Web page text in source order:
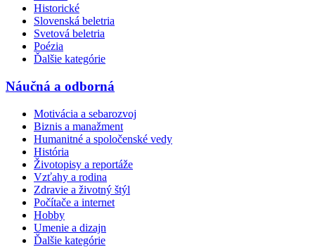
Historické
Slovenská beletria
Svetová beletria
Poézia
Ďalšie kategórie
Náučná a odborná
Motivácia a sebarozvoj
Biznis a manažment
Humanitné a spoločenské vedy
História
Životopisy a reportáže
Vzťahy a rodina
Zdravie a životný štýl
Počítače a internet
Hobby
Umenie a dizajn
Ďalšie kategórie